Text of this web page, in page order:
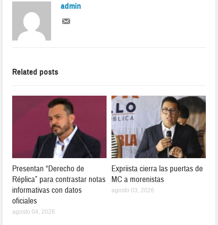
admin
Related posts
Presentan “Derecho de
Réplica” para contrastar notas
informativas con datos
oficiales
agosto 04, 2026
Expriista cierra las puertas de
MC a morenistas
agosto 03, 2026